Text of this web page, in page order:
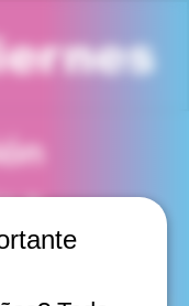
m.
Viña del Mar,